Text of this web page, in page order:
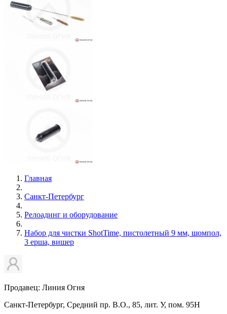
Главная
Санкт-Петербург
Релоадинг и оборудование
Набор для чистки ShotTime, пистолетный 9 мм, шомпол,
3 ерша, вишер
Продавец: Линия Огня
Санкт-Петербург, Средний пр. В.О., 85, лит. У, пом. 95Н